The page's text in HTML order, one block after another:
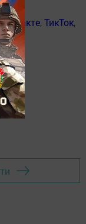
,ТикТок,